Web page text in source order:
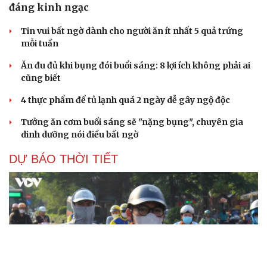
đáng kinh ngạc
Tin vui bất ngờ dành cho người ăn ít nhất 5 quả trứng
mỗi tuần
Ăn đu đủ khi bụng đói buổi sáng: 8 lợi ích không phải ai
cũng biết
4 thực phẩm để tủ lạnh quá 2 ngày dễ gây ngộ độc
Tưởng ăn cơm buổi sáng sẽ "nặng bụng", chuyên gia
dinh dưỡng nói điều bất ngờ
DỰ BÁO THỜI TIẾT